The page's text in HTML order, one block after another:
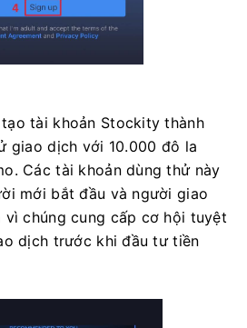
tài khoản Stockity thành
giao dịch với 10.000 đô la
Các tài khoản dùng thử này
mới bắt đầu và người giao
vì chúng cung cấp cơ hội tuyệt
dịch trước khi đầu tư tiền